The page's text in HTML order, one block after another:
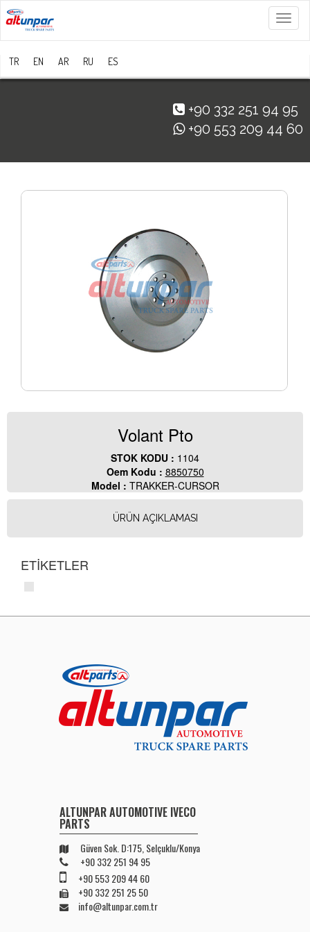
Menü
TR EN AR RU ES
+90 332 251 94 95
+90 553 209 44 60
Volant Pto
STOK KODU : 1104
Oem Kodu : 8850750
Model : TRAKKER-CURSOR
ÜRÜN AÇIKLAMASI
ETİKETLER
ALTUNPAR AUTOMOTIVE IVECO
PARTS
Güven Sok. D:175, Selçuklu/Konya
+90 332 251 94 95
+90 553 209 44 60
+90 332 251 25 50
info@altunpar.com.tr